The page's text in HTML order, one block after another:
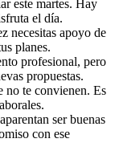
este martes. Hay
el día.
necesitas apoyo de
planes.
profesional, pero
propuestas.
no te convienen. Es
ser buenas
con ese